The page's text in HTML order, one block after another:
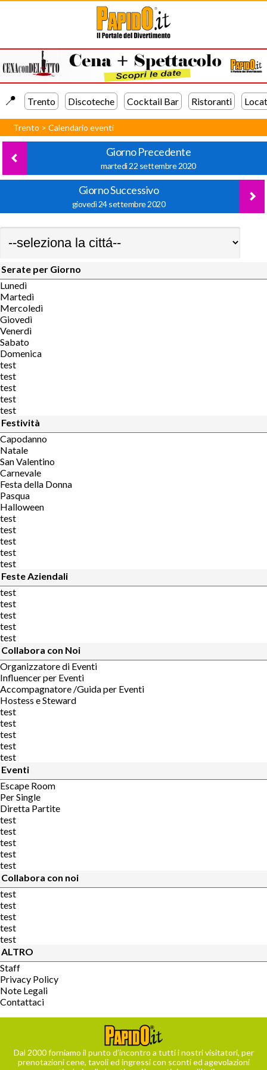
📍️ Trento Discoteche Cocktail Bar Ristoranti
Trento >Calendario eventi
Giorno Precedente
martedì 22 settembre 2020
Giorno Successivo
giovedì 24 settembre 2020
Serate per Giorno
Lunedì
Martedì
Mercoledì
Giovedì
Venerdì
Sabato
Domenica
test
test
test
test
test
Festività
Capodanno
Natale
San Valentino
Carnevale
Festa della Donna
Pasqua
Halloween
test
test
test
test
test
Feste Aziendali
test
test
test
test
test
Collabora con Noi
Organizzatore di Eventi
Influencer per Eventi
Accompagnatore /Guida per Eventi
Hostess e Steward
test
test
test
test
test
Eventi
Escape Room
Per Single
Diretta Partite
test
test
test
test
test
Collabora con noi
test
test
test
test
test
ALTRO
Staff
Privacy Policy
Note Legali
Contattaci
Dal 2000 forniamo il punto d’incontro a tutti i nostri visitatori, per
prenotazioni cene, tavoli ed ingressi con sconti ed agevolazioni